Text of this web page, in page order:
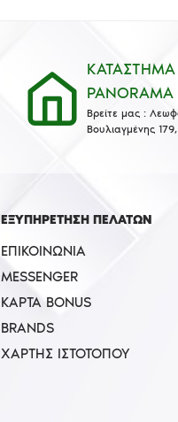
ΚΑΤΑΣΤΗΜΑ
PANORAMA
Βρείτε μας :
Βουλιαγμένης
ΕΞΥΠΗΡΕΤΗΣΗ ΠΕΛΑΤΩΝ
ΕΠΙΚΟΙΝΩΝΊΑ
MESSENGER
ΚΆΡΤΑ BONUS
BRANDS
ΧΆΡΤΗΣ ΙΣΤΌΤΟΠΟΥ